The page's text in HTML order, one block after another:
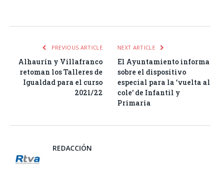
PREVIOUS ARTICLE
Alhaurín y Villafranco
retoman los Talleres de
Igualdad para el curso
2021/22
NEXT ARTICLE
El Ayuntamiento informa
sobre el dispositivo
especial para la ‘vuelta al
cole’ de Infantil y
Primaria
REDACCIÓN